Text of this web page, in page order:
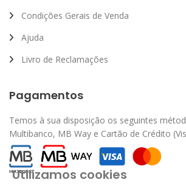
Condições Gerais de Venda
Ajuda
Livro de Reclamações
Pagamentos
Temos à sua disposição os seguintes
Multibanco, MB Way e Cartão de Crédito
Utilizamos cookies